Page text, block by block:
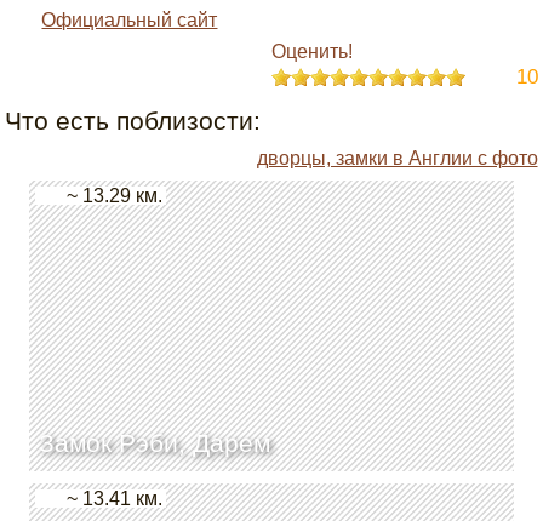
Официальный сайт
Оценить!
10
Что есть поблизости:
дворцы, замки в Англии с фото
Замок Рэби, Дарем
~ 13.29 км.
~ 13.41 км.